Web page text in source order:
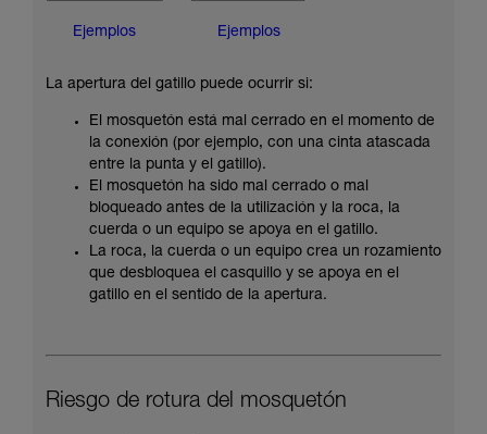
Ejemplos Ejemplos
La apertura del gatillo puede ocurrir si:
El mosquetón está mal cerrado en el momento de
la conexión (por ejemplo, con una cinta atascada
entre la punta y el gatillo).
El mosquetón ha sido mal cerrado o mal
bloqueado antes de la utilización y la roca, la
cuerda o un equipo se apoya en el gatillo.
La roca, la cuerda o un equipo crea un rozamiento
que desbloquea el casquillo y se apoya en el
gatillo en el sentido de la apertura.
Riesgo de rotura del mosquetón